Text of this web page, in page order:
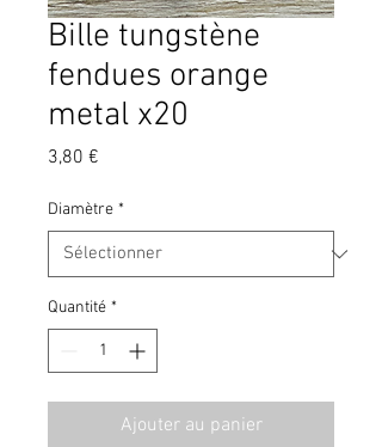
Bille tungstène
fendues orange
metal x20
3,80 €
Diamètre *
Quantité *
Ajouter au panier